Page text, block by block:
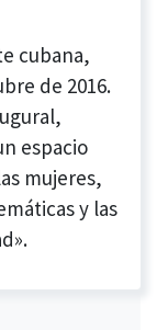
cubana,
de 2016.
espacio
mujeres,
y las